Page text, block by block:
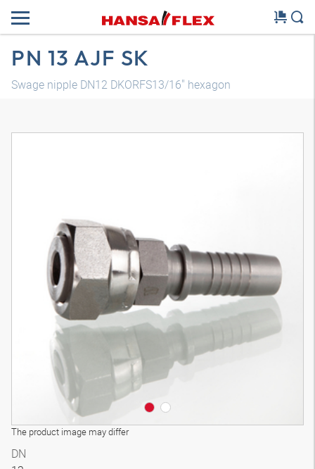
PN 13 AJF SK
Swage nipple DN12 DKORFS13/16" hexagon
The product image may differ
DN